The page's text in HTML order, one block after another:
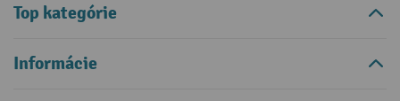
Top kategórie
Informácie